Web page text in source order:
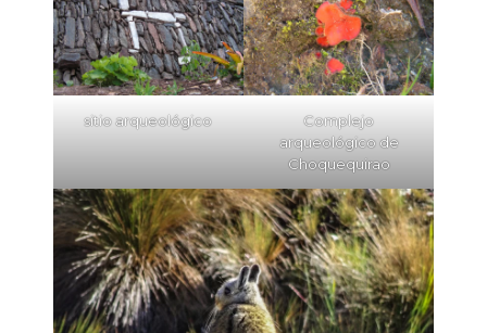
sitio arqueológico
Complejo
arqueológico de
Choquequirao